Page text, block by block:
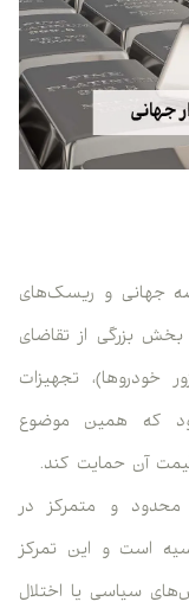
جهانی و ریسک‌های
بخش بزرگی از تقاضای
خودروها)، تجهیزات
که همین موضوع
آن حمایت کند.
محدود و متمرکز در
است و این تمرکز
سیاسی یا اختلال